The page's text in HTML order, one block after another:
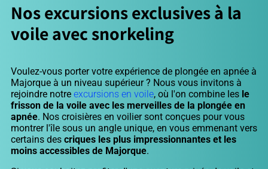
Nos excursions exclusives à la
voile avec snorkeling
Voulez-vous porter votre expérience de plongée en apnée à
Majorque à un niveau supérieur ? Nous vous invitons à
rejoindre notre excursions en voile, où l'on combine les le
frisson de la voile avec les merveilles de la plongée en
apnée. Nos croisières en voilier sont conçues pour vous
montrer l'île sous un angle unique, en vous emmenant vers
certains des criques les plus impressionnantes et les
moins accessibles de Majorque.